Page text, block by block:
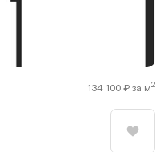
134 100 ₽ за м2